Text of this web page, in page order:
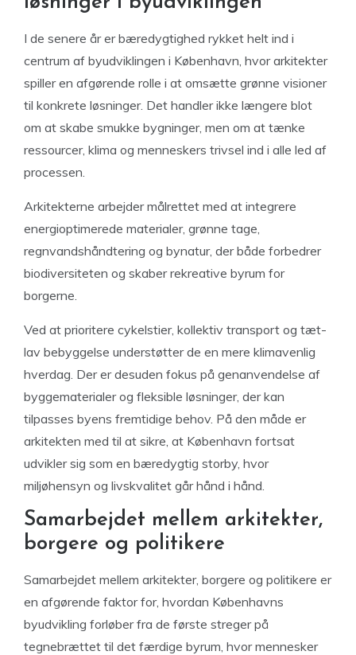
I de senere år er bæredygtighed rykket helt ind i
centrum af byudviklingen i København, hvor arkitekter
spiller en afgørende rolle i at omsætte grønne visioner
til konkrete løsninger. Det handler ikke længere blot
om at skabe smukke bygninger, men om at tænke
ressourcer, klima og menneskers trivsel ind i alle led af
processen.
Arkitekterne arbejder målrettet med at integrere
energioptimerede materialer, grønne tage,
regnvandshåndtering og bynatur, der både forbedrer
biodiversiteten og skaber rekreative byrum for
borgerne.
Ved at prioritere cykelstier, kollektiv transport og tæt-
lav bebyggelse understøtter de en mere klimavenlig
hverdag. Der er desuden fokus på genanvendelse af
byggematerialer og fleksible løsninger, der kan
tilpasses byens fremtidige behov. På den måde er
arkitekten med til at sikre, at København fortsat
udvikler sig som en bæredygtig storby, hvor
miljøhensyn og livskvalitet går hånd i hånd.
Samarbejdet mellem arkitekter,
borgere og politikere
Samarbejdet mellem arkitekter, borgere og politikere er
en afgørende faktor for, hvordan Københavns
byudvikling forløber fra de første streger på
tegnebrættet til det færdige byrum, hvor mennesker